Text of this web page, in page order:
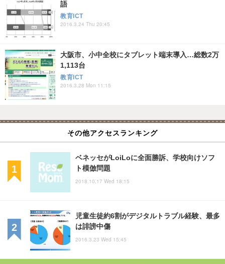
語
教育ICT
2016.3.24 Thu 20:45
大阪市、小中全校にタブレット端末導入…総数2万
1,113台
教育ICT
2016.3.28 Mon 11:15
その他アクセスランキング
ベネッセがLoiLoに全面勝訴、学校向けソフ
ト模倣問題
2018.10.17 Wed 18:15
児童生徒約6割がデジタルトラブル経験、最多
は誹謗中傷
2016.3.23 Wed 15:45